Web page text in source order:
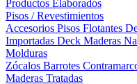
Productos Elaborados
Pisos / Revestimientos
Accesorios Pisos Flotantes
Importadas Deck Maderas
Molduras
Zócalos Barrotes
Maderas Tratadas